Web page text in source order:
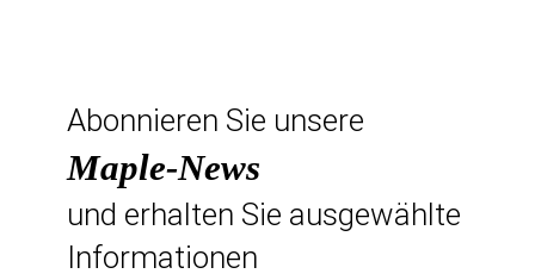
Abonnieren Sie unsere
Maple-News
und erhalten Sie ausgewählte
Informationen